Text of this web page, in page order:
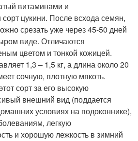
витаминами и
цукини. После всхода семян,
срезать уже через 45-50 дней
виде. Отличаются
цветом и тонкой кожицей.
1,3 – 1,5 кг, а длина около 20
сочную, плотную мякоть.
сорт за его высокую
внешний вид (поддается
условиях на подоконнике),
легкую
и хорошую лежкость в зимний